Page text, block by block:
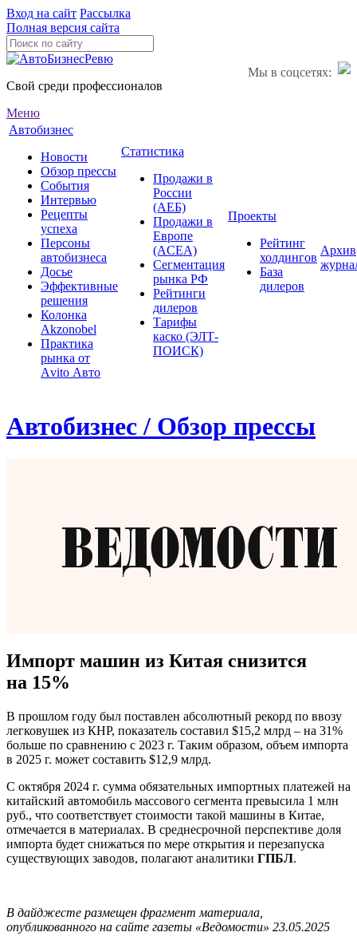
Вход на сайт Рассылка
Полная версия сайта
Мы в соцсетях:
Свой среди профессионалов
Меню
Автобизнес
Новости
Обзор прессы
События
Интервью
Рецепты
успеха
Персоны
автобизнеса
Досье
Эффективные
решения
Колонка
Akzonobel
Практика
рынка от
Аvito Авто
Статистика
Продажи в
России
(АЕБ)
Продажи в
Европе
(ACEA)
Сегментация
рынка РФ
Рейтинги
дилеров
Тарифы
каско (ЭЛТ-
ПОИСК)
Проекты
Рейтинг
холдингов
База
дилеров
Архив
Автобизнес / Обзор прессы
Импорт машин из Китая снизится
на 15%
В прошлом году был поставлен абсолютный рекорд по ввозу
легковушек из КНР, показатель составил $15,2 млрд – на 31%
больше по сравнению с 2023 г. Таким образом, объем импорта
в 2025 г. может составить $12,9 млрд.
С октября 2024 г. сумма обязательных импортных платежей на
китайский автомобиль массового сегмента превысила 1 млн
руб., что соответствует стоимости такой машины в Китае,
отмечается в материалах. В среднесрочной перспективе доля
импорта будет снижаться по мере открытия и перезапуска
существующих заводов, полагают аналитики ГПБЛ.
В дайджесте размещен фрагмент материала,
опубликованного на сайте газеты «Ведомости» 23.05.2025